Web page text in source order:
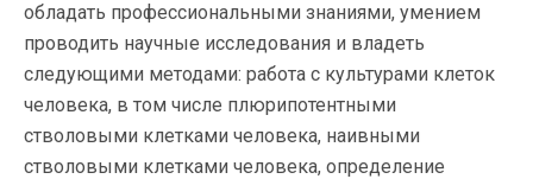
обладать профессиональными знаниями, умением
проводить научные исследования и владеть
следующими методами: работа с культурами клеток
человека, в том числе плюрипотентными
стволовыми клетками человека, наивными
стволовыми клетками человека, определение